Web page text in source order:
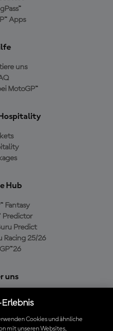
Apps
uns
MotoGP™
Hub
Fantasy
Predictor
Predict
Racing 25/26
uns
Cookies und ähnliche
mit unseren Websites,